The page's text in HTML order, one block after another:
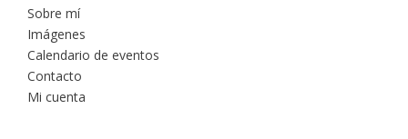
Sobre mí
Imágenes
Calendario de eventos
Contacto
Mi cuenta